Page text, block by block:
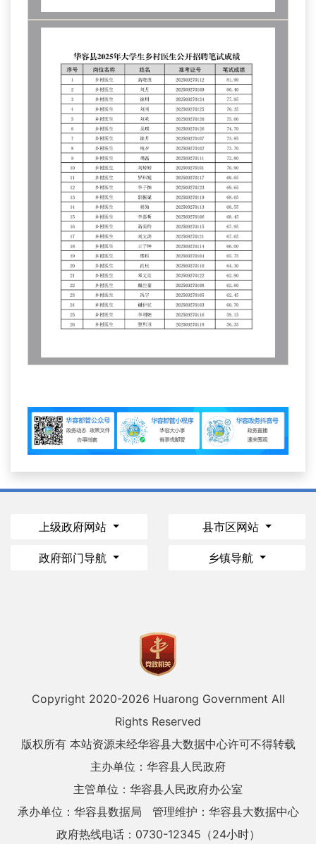
上级政府网站 县市区网站
政府部门导航 乡镇导航
Copyright 2020-2026 Huarong Government All
Rights Reserved
版权所有 本站资源未经华容县大数据中心许可不得转载
主办单位：华容县人民政府
主管单位：华容县人民政府办公室
承办单位：华容县数据局
管理维护：华容县大数据中心
政府热线电话：0730-12345（24小时）